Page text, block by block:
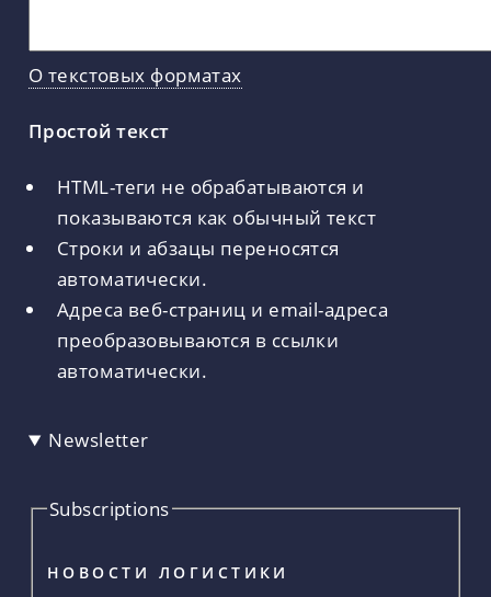
О текстовых форматах
Простой текст
HTML-теги не обрабатываются и
показываются как обычный текст
Строки и абзацы переносятся
автоматически.
Адреса веб-страниц и email-адреса
преобразовываются в ссылки
автоматически.
Newsletter
Subscriptions
НОВОСТИ ЛОГИСТИКИ